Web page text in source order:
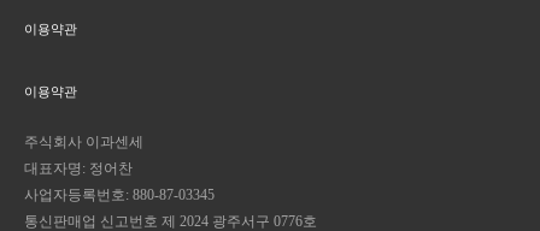
이용약관
이용약관
주식회사 이과센세
대표자명: 정어찬
사업자등록번호: 880-87-03345
통신판매업 신고번호 제 2024 광주서구 0776호